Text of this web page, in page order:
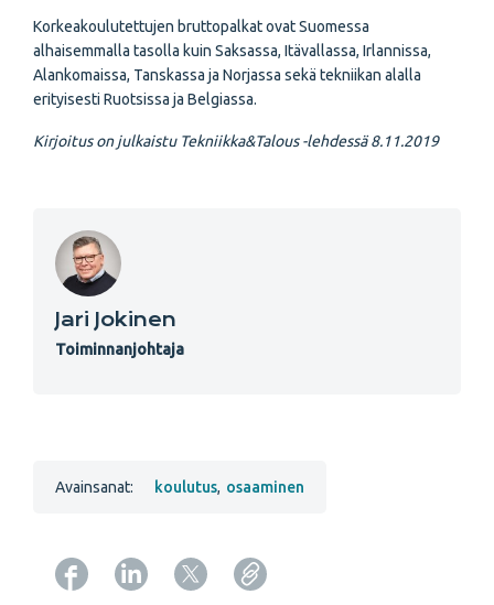
Korkeakoulutettujen bruttopalkat ovat Suomessa
alhaisemmalla tasolla kuin Saksassa, Itävallassa, Irlannissa,
Alankomaissa, Tanskassa ja Norjassa sekä tekniikan alalla
erityisesti Ruotsissa ja Belgiassa.
Kirjoitus on julkaistu Tekniikka&Talous -lehdessä 8.11.2019
Jari Jokinen
Toiminnanjohtaja
Avainsanat: koulutus, osaaminen